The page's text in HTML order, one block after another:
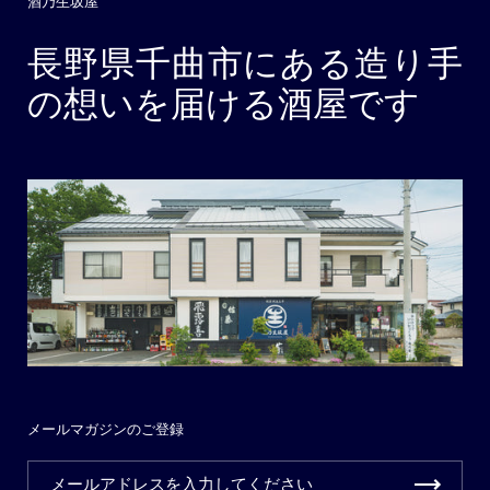
長野県千曲市にある造り手
の想いを届ける酒屋です
メールマガジンのご登録